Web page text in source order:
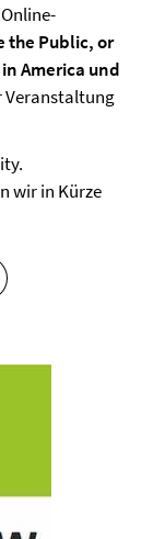
the Public, or
America und
Veranstaltung
wir in Kürze